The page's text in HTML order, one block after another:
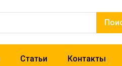
Статьи Контакты